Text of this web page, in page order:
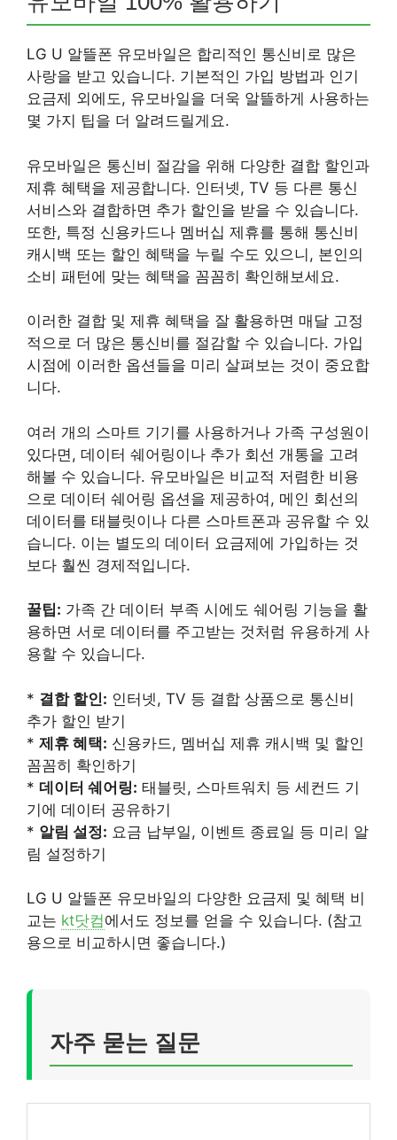
LG U 알뜰폰 유모바일은 합리적인 통신비로 많은
사랑을 받고 있습니다. 기본적인 가입 방법과 인기
요금제 외에도, 유모바일을 더욱 알뜰하게 사용하는
몇 가지 팁을 더 알려드릴게요.
유모바일은 통신비 절감을 위해 다양한 결합 할인과
제휴 혜택을 제공합니다. 인터넷, TV 등 다른 통신
서비스와 결합하면 추가 할인을 받을 수 있습니다.
또한, 특정 신용카드나 멤버십 제휴를 통해 통신비
캐시백 또는 할인 혜택을 누릴 수도 있으니, 본인의
소비 패턴에 맞는 혜택을 꼼꼼히 확인해보세요.
이러한 결합 및 제휴 혜택을 잘 활용하면 매달 고정
적으로 더 많은 통신비를 절감할 수 있습니다. 가입
시점에 이러한 옵션들을 미리 살펴보는 것이 중요합
니다.
여러 개의 스마트 기기를 사용하거나 가족 구성원이
있다면, 데이터 쉐어링이나 추가 회선 개통을 고려
해볼 수 있습니다. 유모바일은 비교적 저렴한 비용
으로 데이터 쉐어링 옵션을 제공하여, 메인 회선의
데이터를 태블릿이나 다른 스마트폰과 공유할 수 있
습니다. 이는 별도의 데이터 요금제에 가입하는 것
보다 훨씬 경제적입니다.
꿀팁: 가족 간 데이터 부족 시에도 쉐어링 기능을 활
용하면 서로 데이터를 주고받는 것처럼 유용하게 사
용할 수 있습니다.
* 결합 할인: 인터넷, TV 등 결합 상품으로 통신비
추가 할인 받기
* 제휴 혜택: 신용카드, 멤버십 제휴 캐시백 및 할인
꼼꼼히 확인하기
* 데이터 쉐어링: 태블릿, 스마트워치 등 세컨드 기
기에 데이터 공유하기
* 알림 설정: 요금 납부일, 이벤트 종료일 등 미리 알
림 설정하기
LG U 알뜰폰 유모바일의 다양한 요금제 및 혜택 비
교는 kt닷컴에서도 정보를 얻을 수 있습니다. (참고
용으로 비교하시면 좋습니다.)
자주 묻는 질문